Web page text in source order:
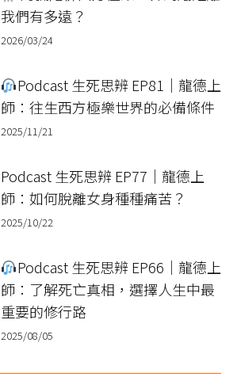
我們有多遠？
2026/03/24
Podcast 生死思辨 EP81｜龍德上
師：往生西方極樂世界的必備條件
2025/11/21
Podcast 生死思辨 EP77｜龍德上
師：如何脫離女身種種痛苦？
2025/10/22
Podcast 生死思辨 EP66｜龍德上
師：了解死亡真相，選擇人生中最
重要的修行路
2025/08/05